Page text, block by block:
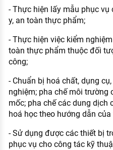
- Thực hiện lấy mẫu phục
y, an toàn thực phẩm;
- Thực hiện việc kiểm
toàn thực phẩm thuộc đối
công;
- Chuẩn bị hoá chất, dụng
nghiệm; pha chế môi trường
mốc; pha chế các dung dịch
hoá học theo hướng dẫn
- Sử dụng được các thiết bị
phục vụ cho công tác kỹ